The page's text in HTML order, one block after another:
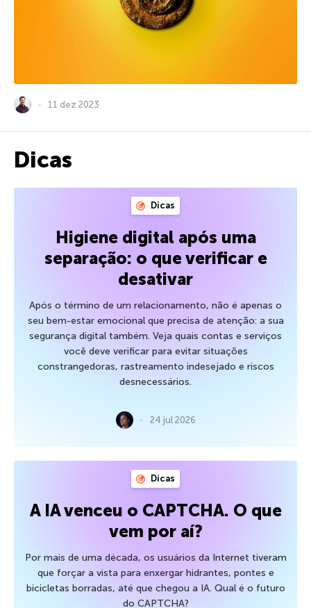
11 dez 2023
Dicas
Dicas
Higiene digital após uma
separação: o que verificar e
desativar
Após o término de um relacionamento, não é apenas o
seu bem-estar emocional que precisa de atenção: a sua
segurança digital também. Veja quais contas e serviços
você deve verificar para evitar situações
constrangedoras, rastreamento indesejado e riscos
desnecessários.
24 jul 2026
Dicas
A IA venceu o CAPTCHA. O que
vem por aí?
Por mais de uma década, os usuários da Internet tiveram
que forçar a vista para enxergar hidrantes, pontes e
bicicletas borradas, até que chegou a IA. Qual é o futuro
do CAPTCHA?